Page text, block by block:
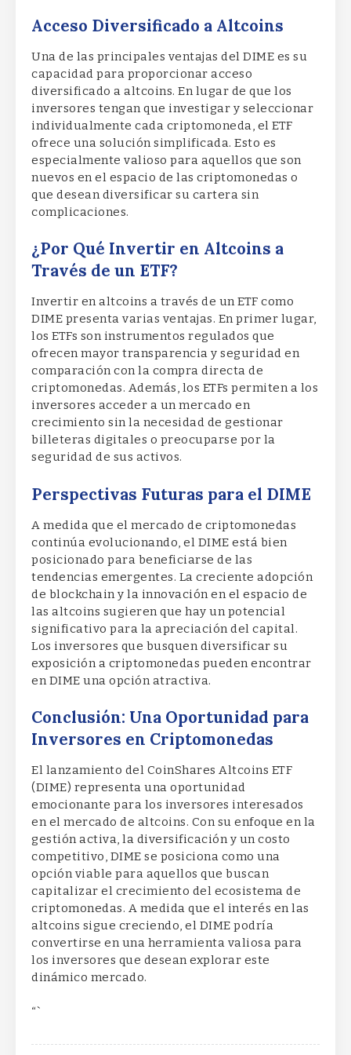
Acceso Diversificado a Altcoins
Una de las principales ventajas del DIME es su
capacidad para proporcionar acceso
diversificado a altcoins. En lugar de que los
inversores tengan que investigar y seleccionar
individualmente cada criptomoneda, el ETF
ofrece una solución simplificada. Esto es
especialmente valioso para aquellos que son
nuevos en el espacio de las criptomonedas o
que desean diversificar su cartera sin
complicaciones.
¿Por Qué Invertir en Altcoins a
Través de un ETF?
Invertir en altcoins a través de un ETF como
DIME presenta varias ventajas. En primer lugar,
los ETFs son instrumentos regulados que
ofrecen mayor transparencia y seguridad en
comparación con la compra directa de
criptomonedas. Además, los ETFs permiten a los
inversores acceder a un mercado en
crecimiento sin la necesidad de gestionar
billeteras digitales o preocuparse por la
seguridad de sus activos.
Perspectivas Futuras para el DIME
A medida que el mercado de criptomonedas
continúa evolucionando, el DIME está bien
posicionado para beneficiarse de las
tendencias emergentes. La creciente adopción
de blockchain y la innovación en el espacio de
las altcoins sugieren que hay un potencial
significativo para la apreciación del capital.
Los inversores que busquen diversificar su
exposición a criptomonedas pueden encontrar
en DIME una opción atractiva.
Conclusión: Una Oportunidad para
Inversores en Criptomonedas
El lanzamiento del CoinShares Altcoins ETF
(DIME) representa una oportunidad
emocionante para los inversores interesados
en el mercado de altcoins. Con su enfoque en la
gestión activa, la diversificación y un costo
competitivo, DIME se posiciona como una
opción viable para aquellos que buscan
capitalizar el crecimiento del ecosistema de
criptomonedas. A medida que el interés en las
altcoins sigue creciendo, el DIME podría
convertirse en una herramienta valiosa para
los inversores que desean explorar este
dinámico mercado.
“`